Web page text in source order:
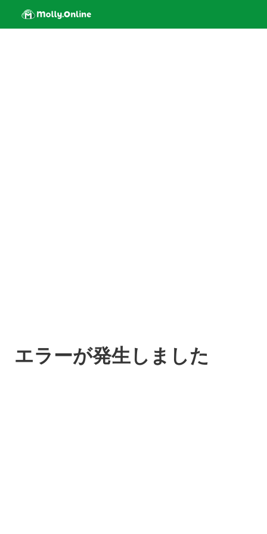
エラーが発生しました